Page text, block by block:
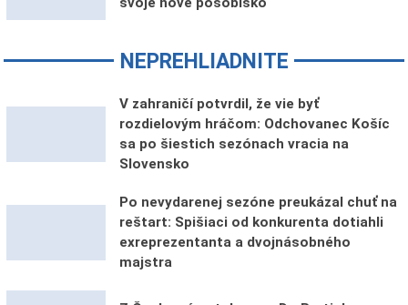
NEPREHLIADNITE
V zahraničí potvrdil, že vie byť
rozdielovým hráčom: Odchovanec Košíc
sa po šiestich sezónach vracia na
Slovensko
Po nevydarenej sezóne preukázal chuť na
reštart: Spišiaci od konkurenta dotiahli
exreprezentanta a dvojnásobného
majstra